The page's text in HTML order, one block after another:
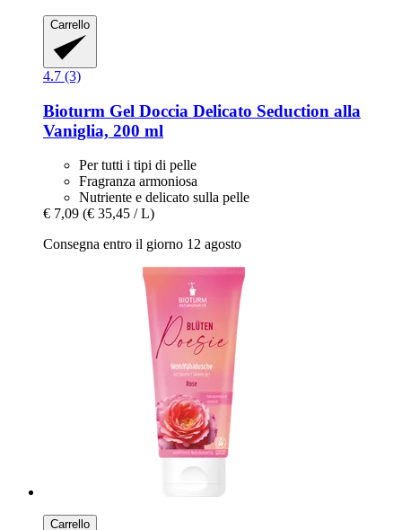
Carrello
4.7 (3)
Bioturm Gel Doccia Delicato Seduction alla
Vaniglia, 200 ml
Per tutti i tipi di pelle
Fragranza armoniosa
Nutriente e delicato sulla pelle
€ 7,09 (€ 35,45 / L)
Consegna entro il giorno 12 agosto
Carrello